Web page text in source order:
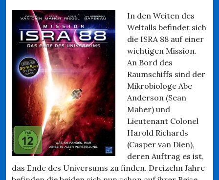
In den Weiten des
Weltalls befindet sich
die ISRA 88 auf einer
wichtigen Mission.
An Bord des
Raumschiffs sind der
Mikrobiologe Abe
Anderson (Sean
Maher) und
Lieutenant Colonel
Harold Richards
(Casper van Dien),
deren Auftrag es ist,
das Ende des Universums zu finden. Dreizehn Jahre